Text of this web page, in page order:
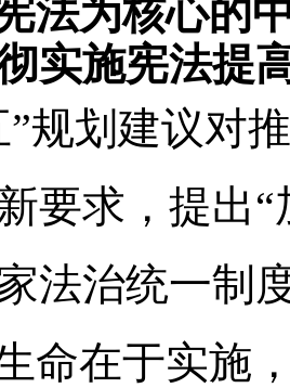
法为核心的
实施宪法提
”规划建议对
要求，提出
法治统一制
命在于实施